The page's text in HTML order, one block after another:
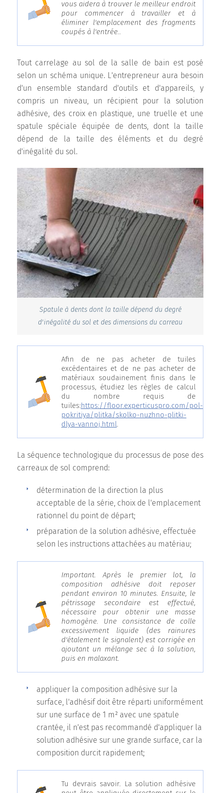
vous aidera à trouver le meilleur endroit
pour commencer à travailler et à
éliminer l'emplacement des fragments
coupés à l'entrée..
Tout carrelage au sol de la salle de bain est posé
selon un schéma unique. L'entrepreneur aura besoin
d'un ensemble standard d'outils et d'appareils, y
compris un niveau, un récipient pour la solution
adhésive, des croix en plastique, une truelle et une
spatule spéciale équipée de dents, dont la taille
dépend de la taille des éléments et du degré
d'inégalité du sol.
Spatule à dents dont la taille dépend du degré
d'inégalité du sol et des dimensions du carreau
Afin de ne pas acheter de tuiles
excédentaires et de ne pas acheter de
matériaux soudainement finis dans le
processus, étudiez les règles de calcul
du nombre requis de
tuiles:https://floor.experticuspro.com/pol-
pokritiya/plitka/skolko-nuzhno-plitki-
dlya-vannoj.html
La séquence technologique du processus de pose des
carreaux de sol comprend:
détermination de la direction la plus
acceptable de la série, choix de l'emplacement
rationnel du point de départ;
préparation de la solution adhésive, effectuée
selon les instructions attachées au matériau;
Important. Après le premier lot, la
composition adhésive doit reposer
pendant environ 10 minutes. Ensuite, le
pétrissage secondaire est effectué,
nécessaire pour obtenir une masse
homogène. Une consistance de colle
excessivement liquide (des rainures
d'étalement le signalent) est corrigée en
ajoutant un mélange sec à la solution,
puis en malaxant.
appliquer la composition adhésive sur la
surface, l'adhésif doit être réparti uniformément
sur une surface de 1 m² avec une spatule
crantée, il n'est pas recommandé d'appliquer la
solution adhésive sur une grande surface, car la
composition durcit rapidement;
Tu devrais savoir. La solution adhésive